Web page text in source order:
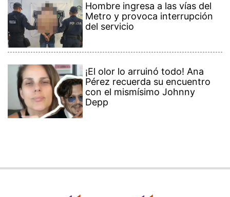
Hombre ingresa a las vías del
Metro y provoca interrupción
del servicio
¡El olor lo arruinó todo! Ana
Pérez recuerda su encuentro
con el mismísimo Johnny
Depp